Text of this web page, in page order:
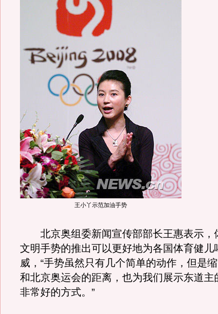
王小丫示范加油手势
北京奥组委新闻宣传部部长王惠表示，
文明手势的推出可以更好地为各国体育健儿
威，“手势虽然只有几个简单的动作，但是
和北京奥运会的距离，也为我们展示东道主
非常好的方式。”